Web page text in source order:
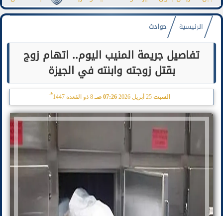
الرئيسية حوادث
تفاصيل جريمة المنيب اليوم.. اتهام زوج
بقتل زوجته وابنته في الجيزة
السبت 07:26 صـ 8 ذو القعدة 1447
هـ